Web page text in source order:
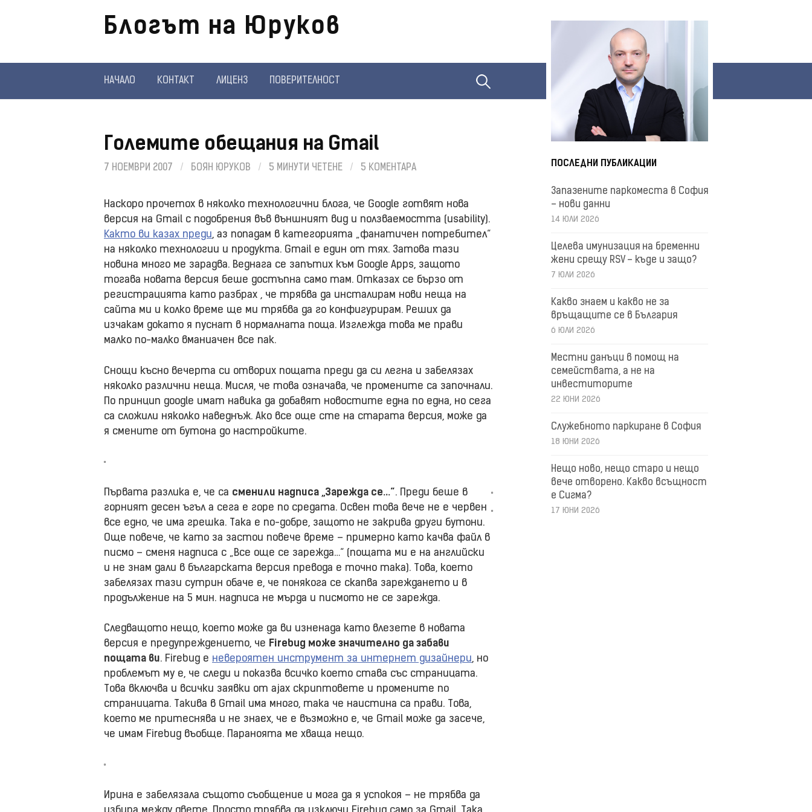
Блогът на Юруков
НАЧАЛО КОНТАКТ ЛИЦЕНЗ ПОВЕРИТЕЛНОСТ Търсене
Големите обещания на Gmail
7 НОЕМВРИ 2007 / БОЯН ЮРУКОВ / 5 МИНУТИ ЧЕТЕНЕ / 5 КОМЕНТАРА
Наскоро прочетох в няколко технологични блога, че Google готвят нова
версия на Gmail с подобрения във външният вид и ползваемостта (usability).
Както ви казах преди, аз попадам в категорията „фанатичен потребител“
на няколко технологии и продукта. Gmail е един от тях. Затова тази
новина много ме зарадва. Веднага се запътих към Google Apps, защото
тогава новата версия беше достъпна само там. Отказах се бързо от
регистрацията като разбрах , че трябва да инсталирам нови неща на
сайта ми и колко време ще ми трябва да го конфигурирам. Реших да
изчакам докато я пуснат в нормалната поща. Изглежда това ме прави
малко по-малко вманиачен все пак.
Снощи късно вечерта си отворих пощата преди да си легна и забелязах
няколко различни неща. Мисля, че това означава, че промените са започнали.
По принцип google имат навика да добавят новостите една по една, но сега
са сложили няколко наведнъж. Ако все още сте на старата версия, може да
я смените от бутона до настройките.
Първата разлика е, че са сменили надписа „Зарежда се…“. Преди беше в
горният десен ъгъл а сега е горе по средата. Освен това вече не е червен
все едно, че има грешка. Така е по-добре, защото не закрива други бутони.
Още повече, че като за застои повече време – примерно като качва файл в
писмо – сменя надписа с „Все още се зарежда…“ (пощата ми е на английски
и не знам дали в българската версия превода е точно така). Това, което
забелязах тази сутрин обаче е, че понякога се скапва зареждането и в
продължение на 5 мин. надписа не мърда и писмото не се зарежда.
Следващото нещо, което може да ви изненада като влезете в новата
версия е предупреждението, че Firebug може значително да забави
пощата ви. Firebug е невероятен инструмент за интернет дизайнери, но
проблемът му е, че следи и показва всичко което става със страницата.
Това включва и всички заявки от ajax скриптовете и промените по
страницата. Такива в Gmail има много, така че наистина са прави. Това,
което ме притеснява и не знаех, че е възможно е, че Gmail може да засече,
че имам Firebug въобще. Параноята ме хваща нещо.
Ирина е забелязала същото съобщение и мога да я успокоя – не трябва да
ПОСЛЕДНИ ПУБЛИКАЦИИ
Запазените паркоместа в София
– нови данни
14 ЮЛИ 2026
Целева имунизация на бременни
жени срещу RSV – къде и защо?
7 ЮЛИ 2026
Какво знаем и какво не за
връщащите се в България
6 ЮЛИ 2026
Местни данъци в помощ на
семействата, а не на
инвеститорите
22 ЮНИ 2026
Служебното паркиране в София
18 ЮНИ 2026
Нещо ново, нещо старо и нещо
вече отворено. Какво всъщност
е Сигма?
17 ЮНИ 2026